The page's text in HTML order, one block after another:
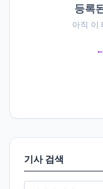
등록
아직 이
기사 검색